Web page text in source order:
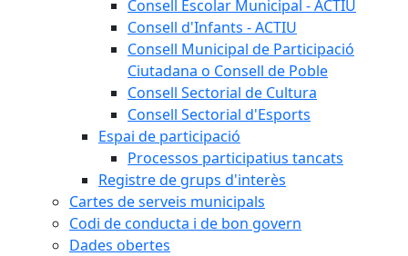
Consell Escolar Municipal - ACTIU
Consell d'Infants - ACTIU
Consell Municipal de Participació
Ciutadana o Consell de Poble
Consell Sectorial de Cultura
Consell Sectorial d'Esports
Espai de participació
Processos participatius tancats
Registre de grups d'interès
Cartes de serveis municipals
Codi de conducta i de bon govern
Dades obertes